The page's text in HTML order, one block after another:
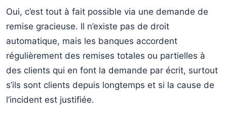
Oui, c’est tout à fait possible via une demande de
remise gracieuse. Il n’existe pas de droit
automatique, mais les banques accordent
régulièrement des remises totales ou partielles à
des clients qui en font la demande par écrit, surtout
s’ils sont clients depuis longtemps et si la cause de
l’incident est justifiée.